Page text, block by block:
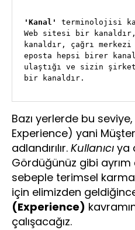
'Kanal'
terminolojisi
Web sitesi bir
kanaldır, çağrı
eposta hepsi birer
ulaştığı ve sizin
bir kanaldır.
Bazı yerlerde bu
Experience) yani
adlandırılır. Kullanıcı ya
Gördüğünüz gibi
sebeple terimsel
için elimizden
(Experience)
çalışacağız.